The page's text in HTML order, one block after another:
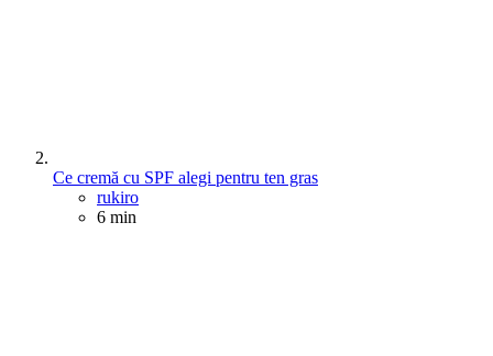
Ce cremă cu SPF alegi pentru ten gras
Posted
rukiro
6 min